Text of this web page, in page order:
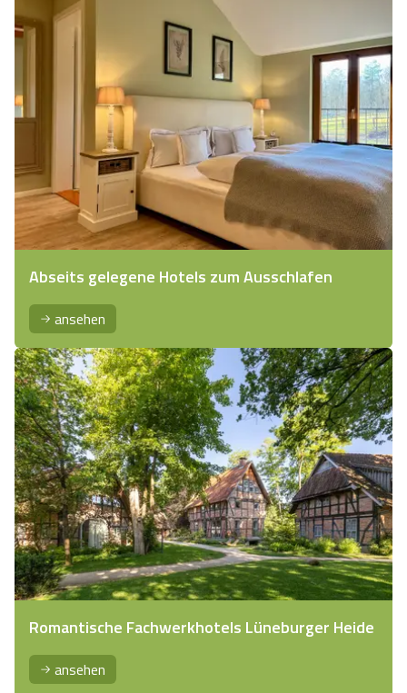
Abseits gelegene Hotels zum Ausschlafen
ansehen
Romantische Fachwerkhotels Lüneburger Heide
ansehen